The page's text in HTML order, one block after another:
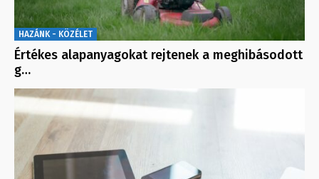
HAZÁNK - KÖZÉLET
Értékes alapanyagokat rejtenek a meghibásodott
g…